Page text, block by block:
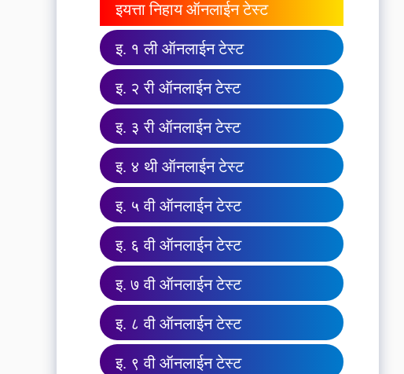
इयत्ता निहाय ऑनलाईन टेस्ट
इ. १ ली ऑनलाईन टेस्ट
इ. २ री ऑनलाईन टेस्ट
इ. ३ री ऑनलाईन टेस्ट
इ. ४ थी ऑनलाईन टेस्ट
इ. ५ वी ऑनलाईन टेस्ट
इ. ६ वी ऑनलाईन टेस्ट
इ. ७ वी ऑनलाईन टेस्ट
इ. ८ वी ऑनलाईन टेस्ट
इ. ९ वी ऑनलाईन टेस्ट